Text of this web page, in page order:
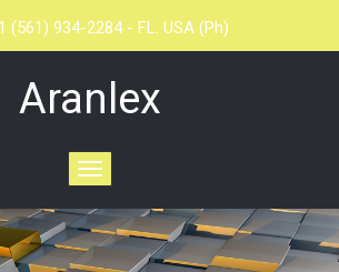
(561) 934-2284 - FL. USA (Ph)
Aranlex
Toggle
navigation